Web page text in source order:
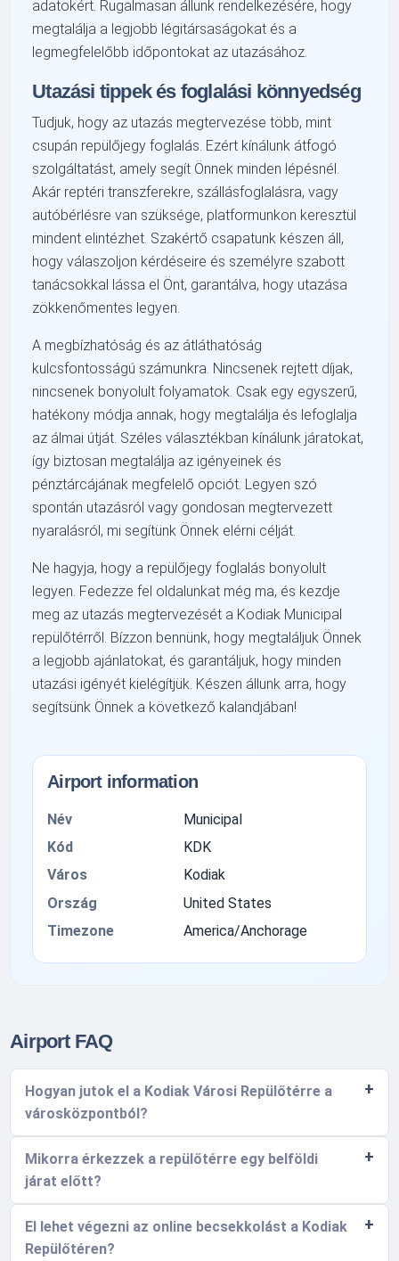
adatokért. Rugalmasan állunk rendelkezésére, hogy
megtalálja a legjobb légitársaságokat és a
legmegfelelőbb időpontokat az utazásához.
Utazási tippek és foglalási könnyedség
Tudjuk, hogy az utazás megtervezése több, mint
csupán repülőjegy foglalás. Ezért kínálunk átfogó
szolgáltatást, amely segít Önnek minden lépésnél.
Akár reptéri transzferekre, szállásfoglalásra, vagy
autóbérlésre van szüksége, platformunkon keresztül
mindent elintézhet. Szakértő csapatunk készen áll,
hogy válaszoljon kérdéseire és személyre szabott
tanácsokkal lássa el Önt, garantálva, hogy utazása
zökkenőmentes legyen.
A megbízhatóság és az átláthatóság
kulcsfontosságú számunkra. Nincsenek rejtett díjak,
nincsenek bonyolult folyamatok. Csak egy egyszerű,
hatékony módja annak, hogy megtalálja és lefoglalja
az álmai útját. Széles választékban kínálunk járatokat,
így biztosan megtalálja az igényeinek és
pénztárcájának megfelelő opciót. Legyen szó
spontán utazásról vagy gondosan megtervezett
nyaralásról, mi segítünk Önnek elérni célját.
Ne hagyja, hogy a repülőjegy foglalás bonyolult
legyen. Fedezze fel oldalunkat még ma, és kezdje
meg az utazás megtervezését a Kodiak Municipal
repülőtérről. Bízzon bennünk, hogy megtaláljuk Önnek
a legjobb ajánlatokat, és garantáljuk, hogy minden
utazási igényét kielégítjük. Készen állunk arra, hogy
segítsünk Önnek a következő kalandjában!
Airport information
Név
Municipal
Kód
KDK
Város
Kodiak
Ország
United States
Timezone
America/Anchorage
Airport FAQ
Hogyan jutok el a Kodiak Városi Repülőtérre a
városközpontból?
Mikorra érkezzek a repülőtérre egy belföldi
járat előtt?
El lehet végezni az online becsekkolást a Kodiak
Repülőtéren?